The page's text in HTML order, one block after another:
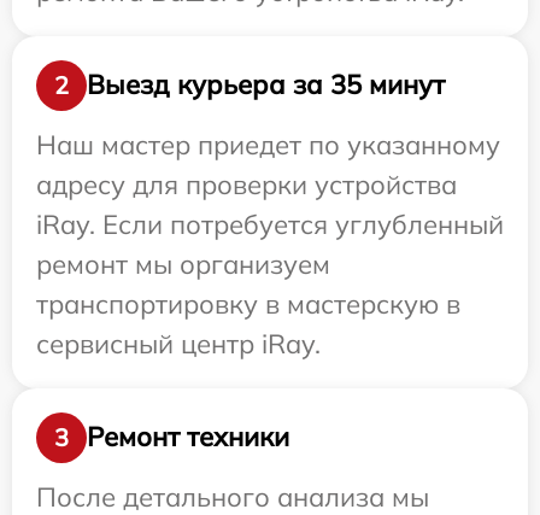
2
Выезд курьера за 35 минут
Наш мастер приедет по указанному
адресу для проверки устройства
iRay. Если потребуется углубленный
ремонт мы организуем
транспортировку в мастерскую в
сервисный центр iRay.
3
Ремонт техники
После детального анализа мы